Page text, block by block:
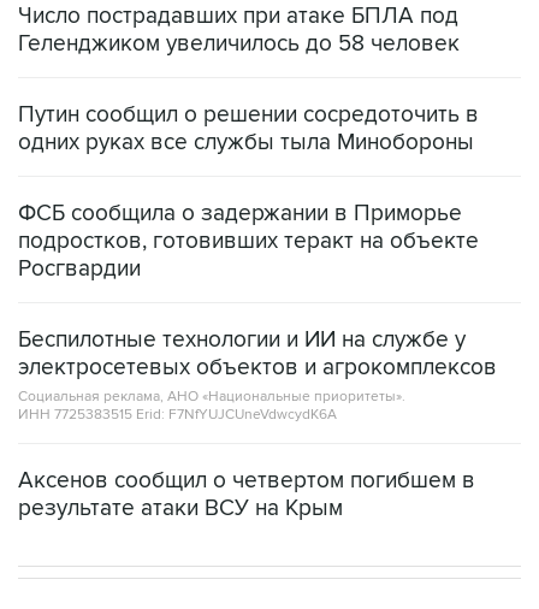
Число пострадавших при атаке БПЛА под
Геленджиком увеличилось до 58 человек
Путин сообщил о решении сосредоточить в
одних руках все службы тыла Минобороны
ФСБ сообщила о задержании в Приморье
подростков, готовивших теракт на объекте
Росгвардии
Беспилотные технологии и ИИ на службе у
электросетевых объектов и агрокомплексов
Социальная реклама, АНО «Национальные приоритеты».
ИНН 7725383515 Erid: F7NfYUJCUneVdwcydK6A
Аксенов сообщил о четвертом погибшем в
результате атаки ВСУ на Крым